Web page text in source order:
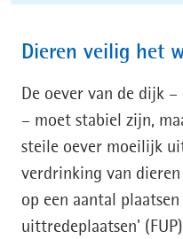
Dieren veilig het
De oever van de dijk
– moet stabiel zijn,
steile oever moeilijk
verdrinking van
op een aantal
uittredeplaatsen'